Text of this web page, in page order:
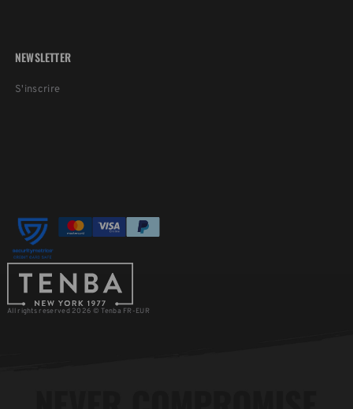
NEWSLETTER
S'inscrire
All rights reserved 2026 © Tenba FR-EUR